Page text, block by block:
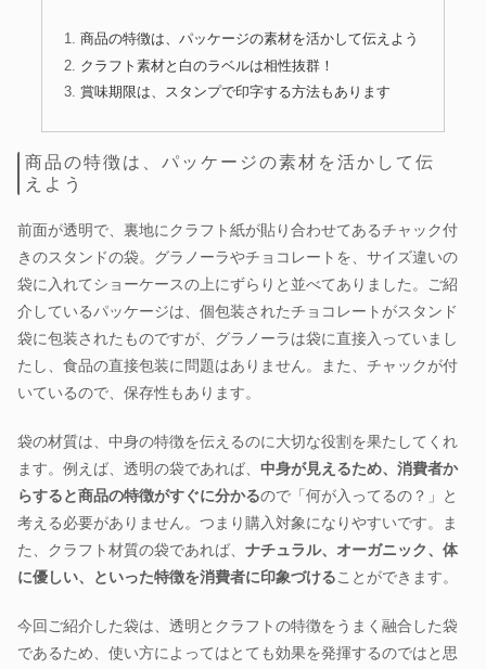
商品の特徴は、パッケージの素材を活かして伝えよう
クラフト素材と白のラベルは相性抜群！
賞味期限は、スタンプで印字する方法もあります
商品の特徴は、パッケージの素材を活かして伝
えよう
前面が透明で、裏地にクラフト紙が貼り合わせてあるチャック付
きのスタンドの袋。グラノーラやチョコレートを、サイズ違いの
袋に入れてショーケースの上にずらりと並べてありました。ご紹
介しているパッケージは、個包装されたチョコレートがスタンド
袋に包装されたものですが、グラノーラは袋に直接入っていまし
たし、食品の直接包装に問題はありません。また、チャックが付
いているので、保存性もあります。
袋の材質は、中身の特徴を伝えるのに大切な役割を果たしてくれ
ます。例えば、透明の袋であれば、 中身が見えるため、消費者か
らすると商品の特徴がすぐに分かるので「何が入ってるの？」と
考える必要がありません。つまり購入対象になりやすいです。ま
た、クラフト材質の袋であれば、 ナチュラル、オーガニック、体
に優しい、といった特徴を消費者に印象づけることができます。
今回ご紹介した袋は、透明とクラフトの特徴をうまく融合した袋
であるため、使い方によってはとても効果を発揮するのではと思